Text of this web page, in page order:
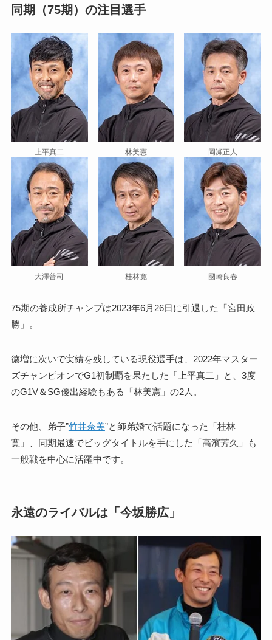
同期（75期）の注目選手
上平真二 林美憲 岡瀬正人
大澤普司 桂林寛 國崎良春
75期の養成所チャンプは2023年6月26日に引退した「宮田政
勝」。
徳増に次いで実績を残している現役選手は、2022年マスター
ズチャンピオンでG1初制覇を果たした「上平真二」と、3度
のG1V＆SG優出経験もある「林美憲」の2人。
その他、弟子”竹井奈美”と師弟婚で話題になった「桂林
寛」、同期最速でビッグタイトルを手にした「高濱芳久」も
一般戦を中心に活躍中です。
永遠のライバルは「今坂勝広」